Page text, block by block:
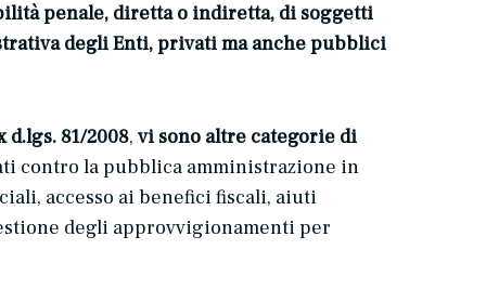
penale, diretta o indiretta, di soggetti
degli Enti, privati ma anche pubblici
d.lgs. 81/2008, vi sono altre categorie di
contro la pubblica amministrazione in
accesso ai benefici fiscali, aiuti
degli approvvigionamenti per